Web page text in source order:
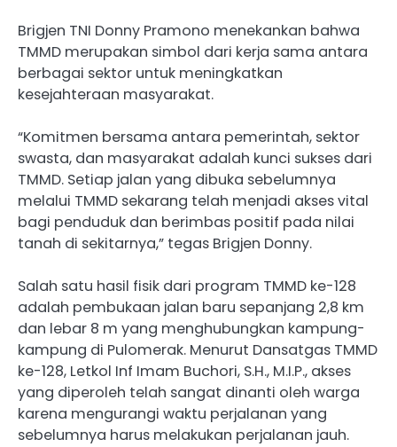
Brigjen TNI Donny Pramono menekankan bahwa
TMMD merupakan simbol dari kerja sama antara
berbagai sektor untuk meningkatkan
kesejahteraan masyarakat.
“Komitmen bersama antara pemerintah, sektor
swasta, dan masyarakat adalah kunci sukses dari
TMMD. Setiap jalan yang dibuka sebelumnya
melalui TMMD sekarang telah menjadi akses vital
bagi penduduk dan berimbas positif pada nilai
tanah di sekitarnya,” tegas Brigjen Donny.
Salah satu hasil fisik dari program TMMD ke-128
adalah pembukaan jalan baru sepanjang 2,8 km
dan lebar 8 m yang menghubungkan kampung-
kampung di Pulomerak. Menurut Dansatgas TMMD
ke-128, Letkol Inf Imam Buchori, S.H., M.I.P., akses
yang diperoleh telah sangat dinanti oleh warga
karena mengurangi waktu perjalanan yang
sebelumnya harus melakukan perjalanan jauh.